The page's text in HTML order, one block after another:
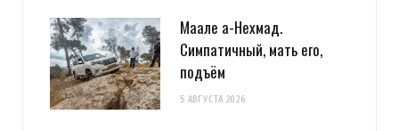
Маале а-Нехмад.
Симпатичный, мать его,
подъём
5 АВГУСТА 2026